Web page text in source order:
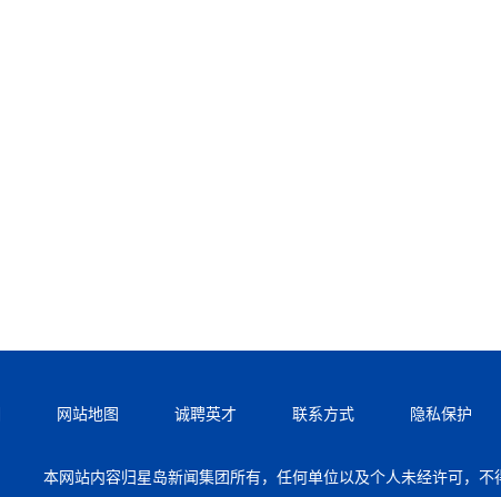
网站地图 诚聘英才 联系方式 隐私保护
本网站内容归星岛新闻集团所有，任何单位以及个人未经许可，不